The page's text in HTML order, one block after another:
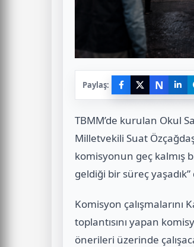
Paylaş: N
TBMM’de kurulan Okul
Milletvekili Suat
komisyonun geç kalmış
geldiği bir süreç yaşadık”
Komisyon
toplantısını yapan
önerileri üzerinde